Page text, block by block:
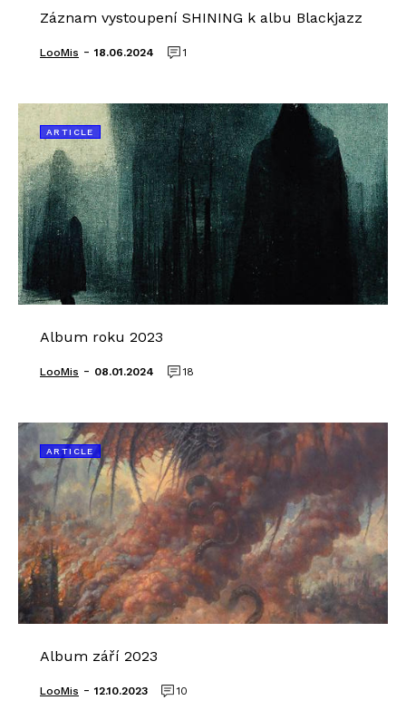
Záznam vystoupení SHINING k albu Blackjazz
LooMis - 18.06.2024 1
ARTICLE
Album roku 2023
LooMis - 08.01.2024 18
ARTICLE
Album září 2023
LooMis - 12.10.2023 10